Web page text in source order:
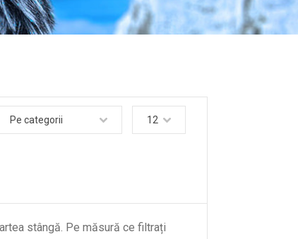
Pe categorii 12
stângă. Pe măsură ce filtrați